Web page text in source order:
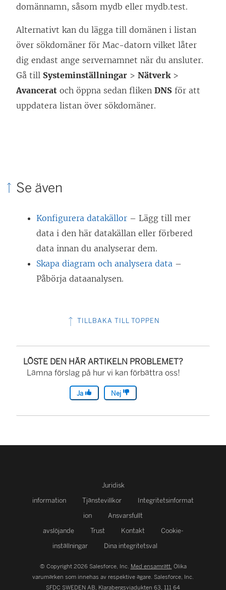
domännamn, såsom mydb eller mydb.test.
Alternativt kan du lägga till domänen i listan
över sökdomäner för Mac-datorn vilket låter
dig endast ange servernamnet när du ansluter.
Gå till Systeminställningar > Nätverk>
Avancerat och öppna sedan fliken DNS för att
uppdatera listan över sökdomäner.
Se även
Konfigurera datakällor – Lägg till mer
data i den här datakällan eller förbered
data innan du analyserar dem.
Skapa diagram och analysera data –
Påbörja dataanalysen.
TILLBAKA TILL TOPPEN
LÖSTE DEN HÄR ARTIKELN PROBLEMET?
Lämna förslag på hur vi kan förbättra oss!
Ja Nej
Juridisk
information
Tjänstevillkor
Integritetsinformat
ion
Ansvarsfullt
avslöjande
Trust Kontakt
Cookie-
inställningar
Dina integritetsval
© Copyright 2026 Salesforce, Inc. Med ensamrätt. Olika
varumärken som innehas av respektive ägare. Salesforce, Inc.
SFDC SWEDEN AB, Klarabergsviadukten 63, 111 64